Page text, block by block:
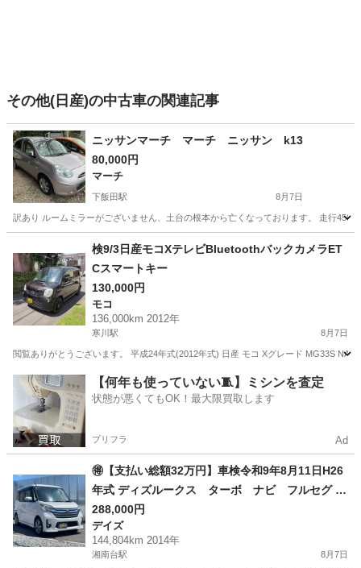
その他(日産)の中古車の関連記事
ニッサンマーチ マーチ ニッサン k13
80,000円
マーチ
下飯田駅 8月7日
訳あり ルームミラーがございません、土台の根本から亡くなっております。 走行
下飯田駅
検9/3日産モコXテレビBluetoothバックカメラET
Cスマートキー
130,000円
モコ
136,000km 2012年
寒川駅 8月7日
閲覧ありがとうございます。 平成24年式(2012年式) 日産 モコ Xグレード MG33S NA
神奈川 高座郡 寒川駅 モコ
【何年も使っていない🧵】ミシンを査定
状態が悪くてもOK！最大限買取します
プリフラ Ad
🉐【支払い総額32万円】車検令和9年8月11日H26
年式 ディズルークス ターボ ナビ フルセグ 調
子良好 修復歴無し 乗って帰れる！
288,000円
デイズ
144,804km 2014年
湘南台駅 8月7日